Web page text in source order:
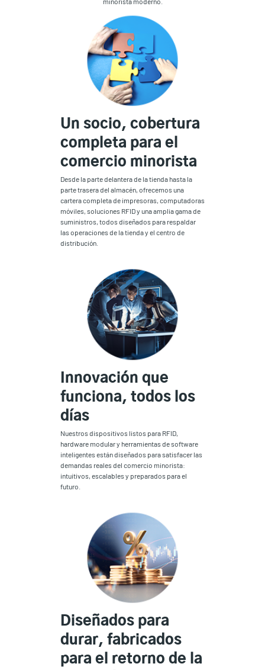
Un socio, cobertura
completa para el
comercio minorista
Desde la parte delantera de la tienda hasta la
parte trasera del almacén, ofrecemos una
cartera completa de impresoras, computadoras
móviles, soluciones RFID y una amplia gama de
suministros, todos diseñados para respaldar
las operaciones de la tienda y el centro de
distribución.
Innovación que
funciona, todos los
días
Nuestros dispositivos listos para RFID,
hardware modular y herramientas de software
inteligentes están diseñados para satisfacer las
demandas reales del comercio minorista:
intuitivos, escalables y preparados para el
futuro.
Diseñados para
durar, fabricados
para el retorno de la